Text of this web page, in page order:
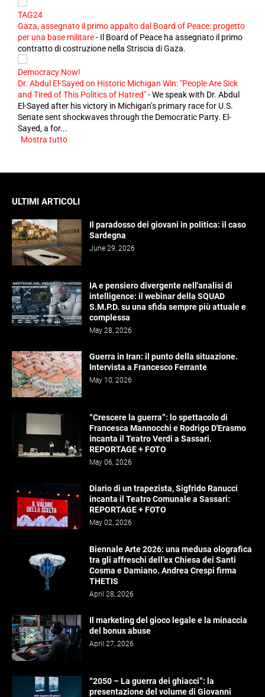
TAG24
Gaza, assegnato il primo appalto dal Board of Peace: progetto
per una base militare- Il Board of Peace ha assegnato il primo
contratto di costruzione nella Striscia di Gaza.
Democracy Now!
Dr. Abdul El-Sayed on Historic Michigan Win: "People Are Sick
and Tired of This Politics of Hatred"-We speak with Dr. Abdul
El-Sayed after his victory in Michigan’s primary race for U.S.
Senate sent shockwaves through the Democratic Party. El-
Sayed, a for...
Mostra tutto
ULTIMI ARTICOLI
Il paradosso dei giovani in politica: il caso
Sardegna
June 29, 2026
IA e pensiero divergente nell'analisi di
intelligence: il webinar della SQUAD
S.M.P.D. su una sfida sempre più attuale e
complessa
May 28, 2026
Guerra in Iran: il punto della situazione.
Intervista a Francesco Ferrante
May 10, 2026
“Crescere la guerra”: lo spettacolo di
Francesca Mannocchi e Rodrigo D'Erasmo
incanta il Teatro Verdi a Sassari.
REPORTAGE + FOTO
May 06, 2026
Diario di un trapezista, Sigfrido Ranucci
incanta il Teatro Comunale a Sassari:
REPORTAGE + FOTO
May 02, 2026
Biennale Arte 2026: una medusa olografica
tra gli affreschi dell’ex Chiesa dei Santi
Cosma e Damiano. Andrea Crespi firma
THETIS
April 28, 2026
Il marketing del gioco legale e la minaccia
del bonus abuse
April 27, 2026
“2050 – La guerra dei ghiacci”: la
presentazione del volume di Giovanni